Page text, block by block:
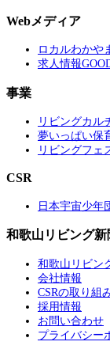
Webメディア
ロカルわかや
求人情報
事業
リビングカル
夢いっぱい保
リビングフェ
CSR
日本宇宙少年
和歌山リビング新
和歌山リビン
会社情報
CSRの取り組
採用情報
お問い合わせ
プライバシー